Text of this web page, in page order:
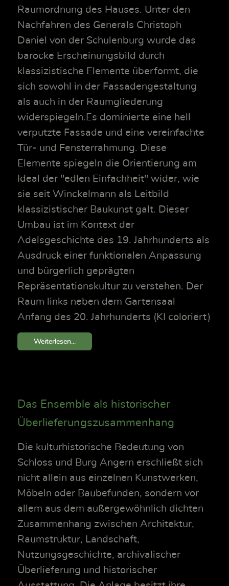
Raumordnung des Hauses. Unter den
Nachfahren des Generals Christoph
Daniel von der Schulenburg wurde das
barocke Erscheinungsbild durch
klassizistische Elemente überformt, die
sich sowohl in der Fassadengestaltung
als auch in der Raumgliederung
widerspiegeln.Es dominierte eine hell
verputzte Fassade und eine vereinfachte
Tür- und Fensterrahmung. Diese
Elemente spiegeln die Orientierung am
Ideal der "edlen Einfachheit" wider, wie
sie seit Winckelmann als Leitbild
klassizistischer Baukunst galt. Dieser
Umbau ist im Kontext der
Adelsgeschichte des 19. Jahrhunderts als
Ausdruck einer funktionalen Anpassung
und bürgerlich geprägten
Repräsentationskultur zu verstehen. Der
Raum links neben dem Gartensaal
Anfang des 20. Jahrhunderts (KI coloriert)
Weiterlesen...
Das Ensemble als historischer
Überlieferungszusammenhang
Die kulturhistorische Bedeutung von
Schloss und Burg Angern erschließt sich
nicht allein aus einzelnen Kunstwerken,
Möbeln oder Baubefunden, sondern vor
allem aus dem außergewöhnlich dichten
Zusammenhang zwischen Architektur,
Raumstruktur, Landschaft,
Nutzungsgeschichte, archivalischer
Überlieferung und historischer